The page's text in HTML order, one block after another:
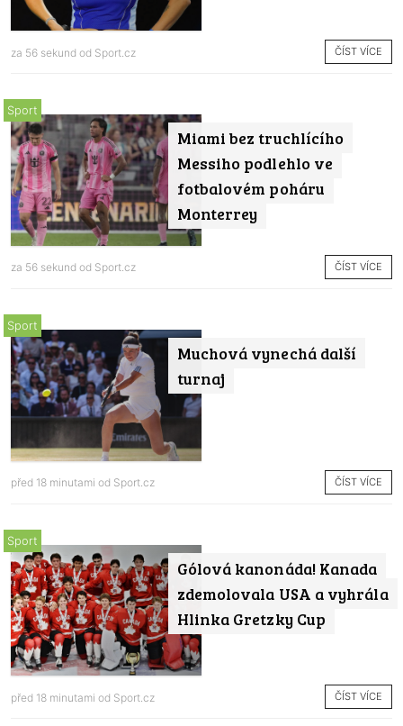
za 56 sekund od Sport.cz ČÍST VÍCE
Miami bez truchlícího
Messiho podlehlo ve
fotbalovém poháru
Monterrey
Sport
za 56 sekund od Sport.cz ČÍST VÍCE
Muchová vynechá další
turnaj
Sport
před 18 minutami od Sport.cz ČÍST VÍCE
Gólová kanonáda! Kanada
zdemolovala USA a vyhrála
Hlinka Gretzky Cup
Sport
před 18 minutami od Sport.cz ČÍST VÍCE